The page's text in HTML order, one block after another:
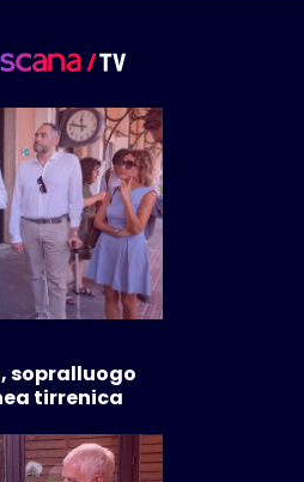
sopralluogo
tirrenica